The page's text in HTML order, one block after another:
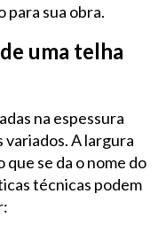
para sua obra.
uma telha
na espessura
variados. A largura
que se da o nome do
técnicas podem